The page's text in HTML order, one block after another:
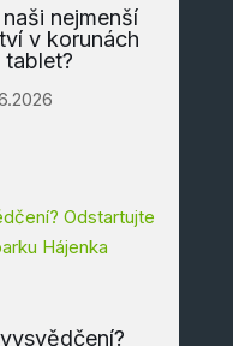
nejmenší
v korunách